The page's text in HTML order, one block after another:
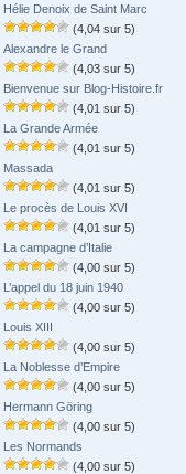
Hélie Denoix de Saint Marc
(4,04 sur 5)
Alexandre le Grand
(4,03 sur 5)
Bienvenue sur Blog-Histoire.fr
(4,01 sur 5)
La Grande Armée
(4,01 sur 5)
Massada
(4,01 sur 5)
Le procès de Louis XVI
(4,01 sur 5)
La campagne d’Italie
(4,00 sur 5)
L’appel du 18 juin 1940
(4,00 sur 5)
Louis XIII
(4,00 sur 5)
La Noblesse d’Empire
(4,00 sur 5)
Hermann Göring
(4,00 sur 5)
Les Normands
(4,00 sur 5)